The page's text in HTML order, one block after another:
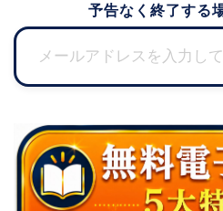
予告なく終了する